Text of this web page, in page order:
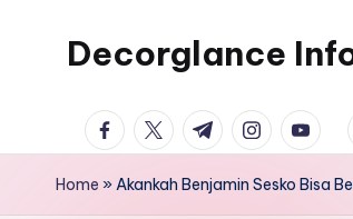
Decorglance
adalah
sebuah
portal
facebook.com
twitter.com
t.me
Home »Akankah Benjamin Sesko Bisa